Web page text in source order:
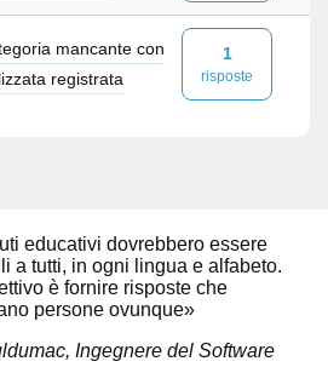
mancante con
registrata
1
risposte
educativi dovrebbero essere
a tutti, in ogni lingua e alfabeto.
è fornire risposte che
persone ovunque»
Ingegnere del Software